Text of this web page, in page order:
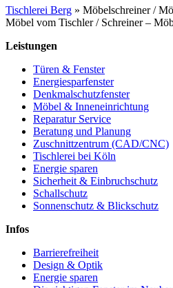
Tischlerei Berg » Möbelschreiner /
Möbel vom Tischler / Schreiner –
Leistungen
Türen & Fenster
Energiesparfenster
Denkmalschutzfenster
Möbel & Inneneinrichtung
Reparatur Service
Beratung und Planung
Zuschnittzentrum (CAD/CNC)
Tischlerei bei Köln
Energie sparen
Sicherheit & Einbruchschutz
Schallschutz
Sonnenschutz & Blickschutz
Infos
Barrierefreiheit
Design & Optik
Energie sparen